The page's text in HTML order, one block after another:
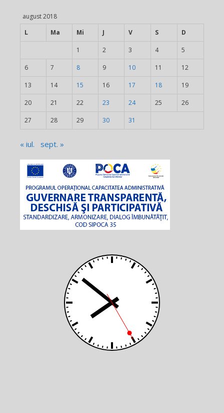
august 2018
L
Ma Mi J V S D
1 2 3 4 5
6 7 8 9 10 11 12
13 14 15 16 17 18 19
20 21 22 23 24 25 26
27 28 29 30 31
« iul. sept. »